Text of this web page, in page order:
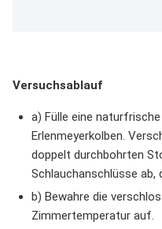
Versuchsablauf
a) Fülle eine
Erlenmeyerkolben.
doppelt durchbohrten
Schlauchanschlüsse
b) Bewahre die
Zimmertemperatur auf.